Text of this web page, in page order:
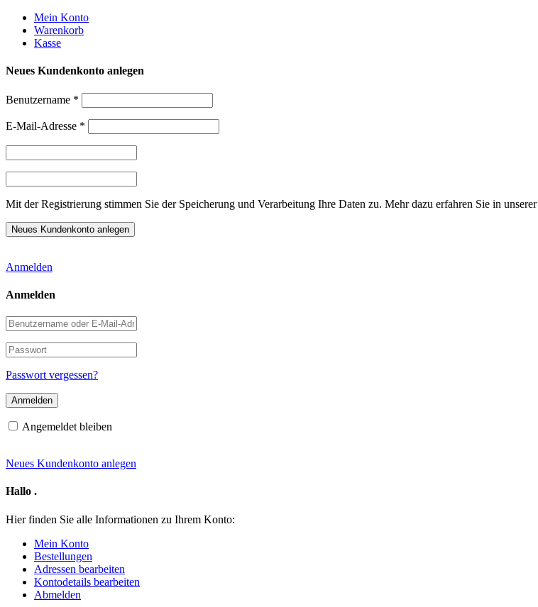
Weiter
zum
Inhalt
Mein Konto
Warenkorb
Kasse
Neues Kundenkonto anlegen
Benutzername *
E-Mail-Adresse *
Mit der Registrierung stimmen Sie der Speicherung und Verarbeitung Ihre Daten zu. Mehr dazu erfahren Sie in unserer
Anmelden
Anmelden
Benutzername
oder
E-
Mail-
Adresse
Passwort
Passwort vergessen?
Angemeldet bleiben
Neues Kundenkonto anlegen
Hallo .
Hier finden Sie alle Informationen zu Ihrem Konto:
Mein Konto
Bestellungen
Adressen bearbeiten
Kontodetails bearbeiten
Abmelden